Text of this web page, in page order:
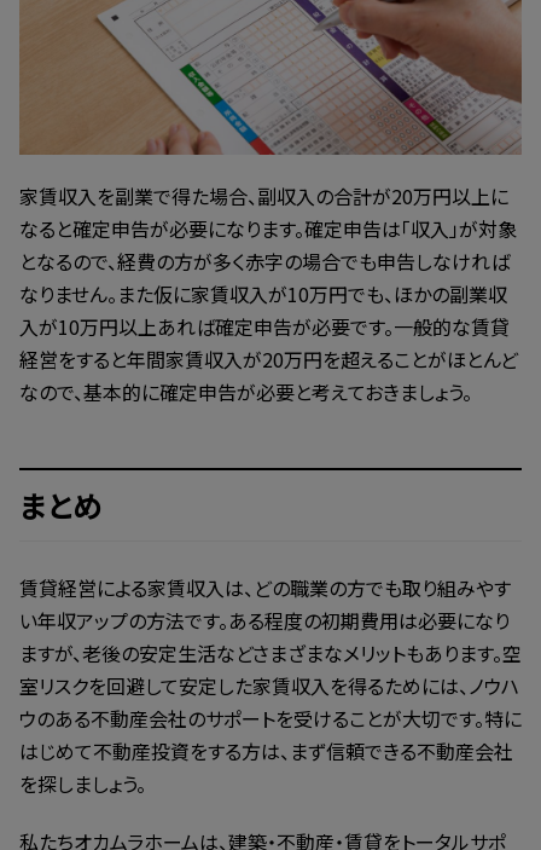
家賃収入を副業で得た場合、副収入の合計が20万円以上に
なると確定申告が必要になります。確定申告は「収入」が対象
となるので、経費の方が多く赤字の場合でも申告しなければ
なりません。また仮に家賃収入が10万円でも、ほかの副業収
入が10万円以上あれば確定申告が必要です。一般的な賃貸
経営をすると年間家賃収入が20万円を超えることがほとんど
なので、基本的に確定申告が必要と考えておきましょう。
まとめ
賃貸経営による家賃収入は、どの職業の方でも取り組みやす
い年収アップの方法です。ある程度の初期費用は必要になり
ますが、老後の安定生活などさまざまなメリットもあります。空
室リスクを回避して安定した家賃収入を得るためには、ノウハ
ウのある不動産会社のサポートを受けることが大切です。特に
はじめて不動産投資をする方は、まず信頼できる不動産会社
を探しましょう。
私たちオカムラホームは、建築・不動産・賃貸をトータルサポ